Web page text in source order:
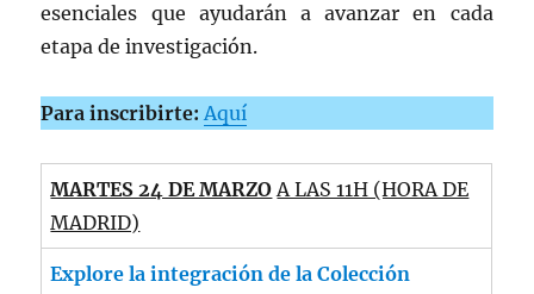
esenciales que ayudarán a avanzar en cada
etapa de investigación.
Para inscribirte: Aquí
MARTES 24 DE MARZO A LAS 11H (HORA DE
MADRID)
Explore la integración de la Colección